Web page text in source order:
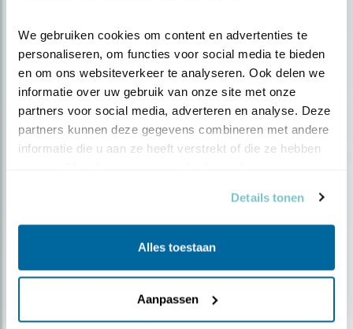
We gebruiken cookies om content en advertenties te
personaliseren, om functies voor social media te bieden
en om ons websiteverkeer te analyseren. Ook delen we
informatie over uw gebruik van onze site met onze
partners voor social media, adverteren en analyse. Deze
partners kunnen deze gegevens combineren met andere
informatie die u aan ze heeft verstrekt of die ze hebben
Details tonen
Alles toestaan
Aanpassen
Ontvang 5 x Vogels voor € 36,00 per jaar
Vogels is het tijdschrift voor onze leden, met